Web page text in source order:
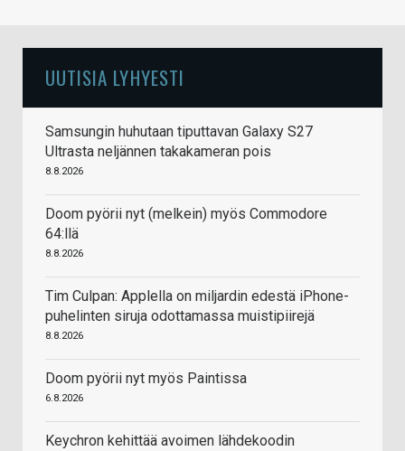
UUTISIA LYHYESTI
Samsungin huhutaan tiputtavan Galaxy S27
Ultrasta neljännen takakameran pois
8.8.2026
Doom pyörii nyt (melkein) myös Commodore
64:llä
8.8.2026
Tim Culpan: Applella on miljardin edestä iPhone-
puhelinten siruja odottamassa muistipiirejä
8.8.2026
Doom pyörii nyt myös Paintissa
6.8.2026
Keychron kehittää avoimen lähdekoodin